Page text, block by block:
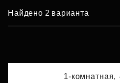
Найдено 2 варианта
1-комнатная,